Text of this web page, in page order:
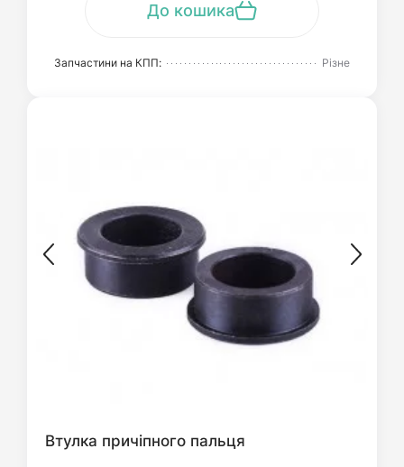
До кошика
Запчастини на КПП: Різне
Втулка причіпного пальця